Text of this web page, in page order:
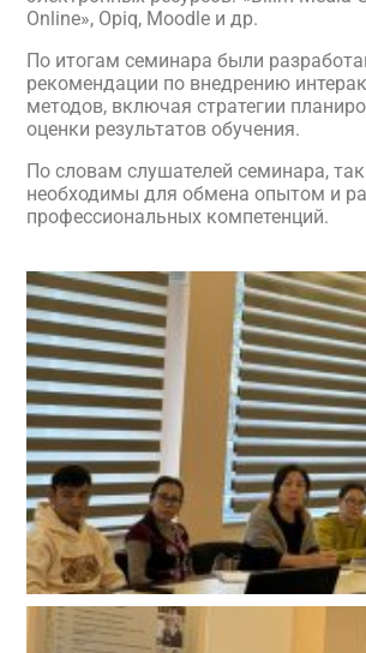
Online», Opiq, Moodle и др.
По итогам семинара были
рекомендации по внедрению
методов, включая стратегии
оценки результатов обучения.
По словам слушателей семинара,
необходимы для обмена опытом и
профессиональных компетенций.